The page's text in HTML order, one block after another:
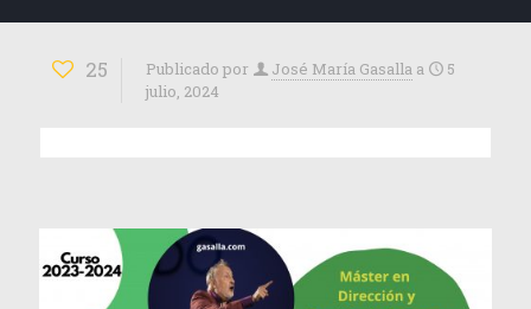
25 Publicado por José María Gasalla a
5
julio, 2024